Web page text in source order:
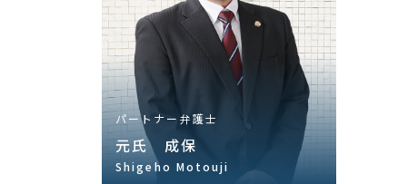
パートナー弁護士
元氏 成保
Shigeho Motouji